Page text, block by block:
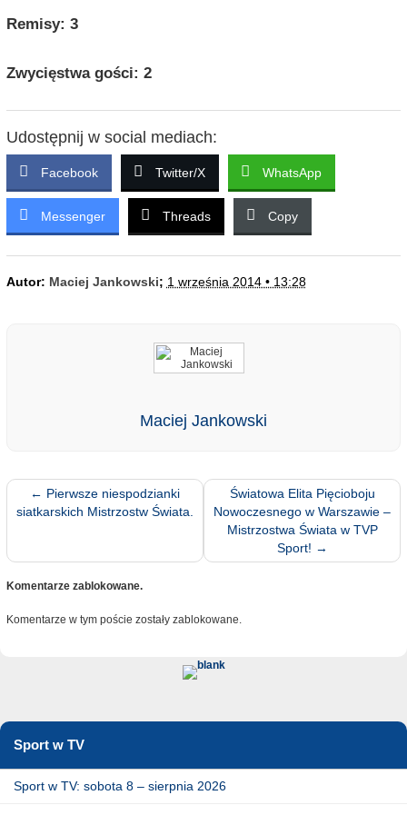
Remisy: 3
Zwycięstwa gości: 2
Udostępnij w social mediach:
Facebook Twitter/X WhatsApp
Messenger Threads Copy
Autor: Maciej Jankowski; 1 września 2014 • 13:28
Maciej Jankowski
← Pierwsze niespodzianki
siatkarskich Mistrzostw Świata.
Światowa Elita Pięcioboju
Nowoczesnego w Warszawie –
Mistrzostwa Świata w TVP
Sport! →
Komentarze zablokowane.
Komentarze w tym poście zostały zablokowane.
Sport w TV
Sport w TV: sobota 8 – sierpnia 2026